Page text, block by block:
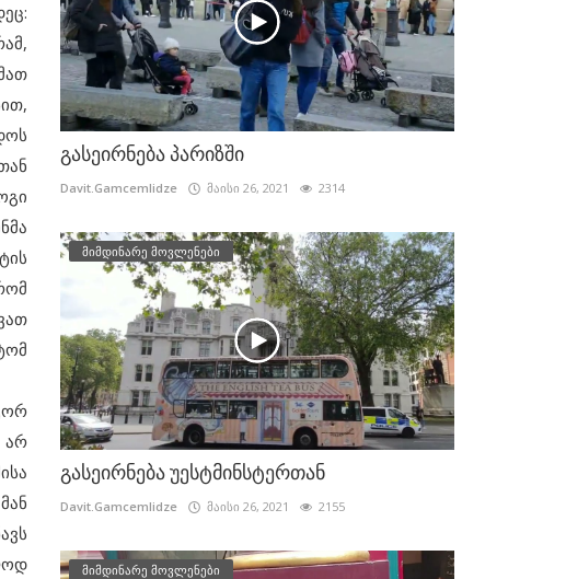
არ
გასეირნება პარიზში
Davit.Gamcemlidze მაისი 26, 2021 2314
მიმდინარე მოვლენები
გასეირნება უესტმინსტერთან
Davit.Gamcemlidze მაისი 26, 2021 2155
მიმდინარე მოვლენები